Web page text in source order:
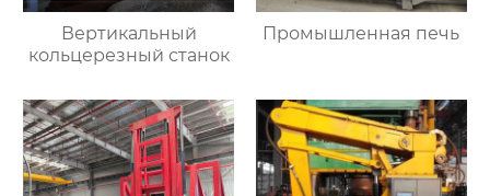
Вертикальный
кольцерезный станок
Промышленная печь